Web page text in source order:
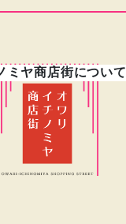
ミヤ商店街について